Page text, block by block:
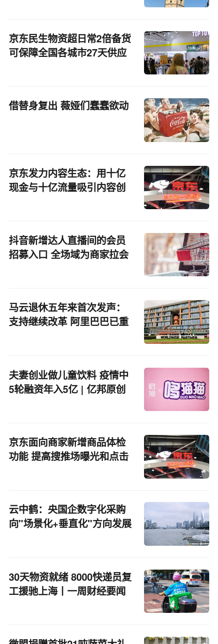
京东民生物资超日常2倍备货
可保障全国各城市27天供应
借替身复出 薇娅们蠢蠢欲动
京东发力内容生态：用十亿
现金与十亿流量吸引内容创
抖音新增达人直播间的会员
招募入口 全场域为商家拉会
马云退休五年来首次发声：
支持继续改革 阿里巴巴已重
夫妻创业做儿童饮料 疫情中
5轮融资年入5亿 | 亿邦原创
京东面向商家新增商品体检
功能 提高搜推场曝光和点击
云中鹤：央国企数字化采购
向"场景化+垂直化"方向发展
30天物资就绪 8000快递员复
工援驰上海丨一周财经要闻